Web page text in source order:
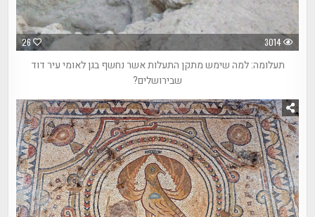
26 3014
תעלומה: למה שימש מתקן התעלות אשר נחשף בגן לאומי עיר דוד
שבירושלים?